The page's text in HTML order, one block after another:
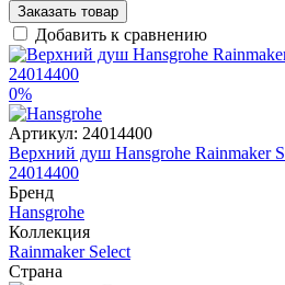
Заказать товар
Добавить к сравнению
0%
Артикул: 24014400
Верхний душ Hansgrohe Rainmaker
24014400
Бренд
Hansgrohe
Коллекция
Rainmaker Select
Страна